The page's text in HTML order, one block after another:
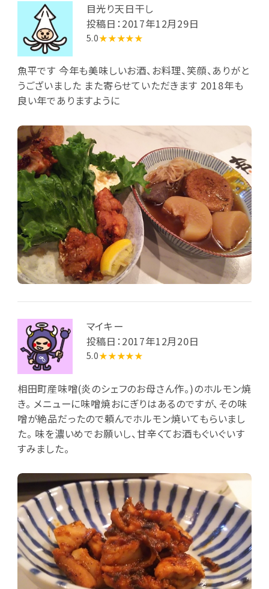
目光り天日干し
投稿日：2017年12月29日
5.0★★★★★
魚平です 今年も美味しいお酒、お料理、笑顔、ありがと
うございました また寄らせていただきます 2018年も
良い年でありますように
マイキー
投稿日：2017年12月20日
5.0★★★★★
相田町産味噌(炎のシェフのお母さん作。)のホルモン焼
き。 メニューに味噌焼おにぎりはあるのですが、その味
噌が絶品だったので頼んでホルモン焼いてもらいまし
た。 味を濃いめでお願いし、甘辛くてお酒もぐいぐいす
すみました。